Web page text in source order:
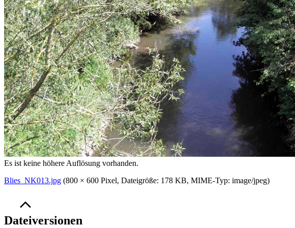
Es ist keine höhere Auflösung vorhanden.
Blies_NK013.jpg (800 × 600 Pixel, Dateigröße: 178 KB, MIME-Typ: image/jpeg)
Dateiversionen